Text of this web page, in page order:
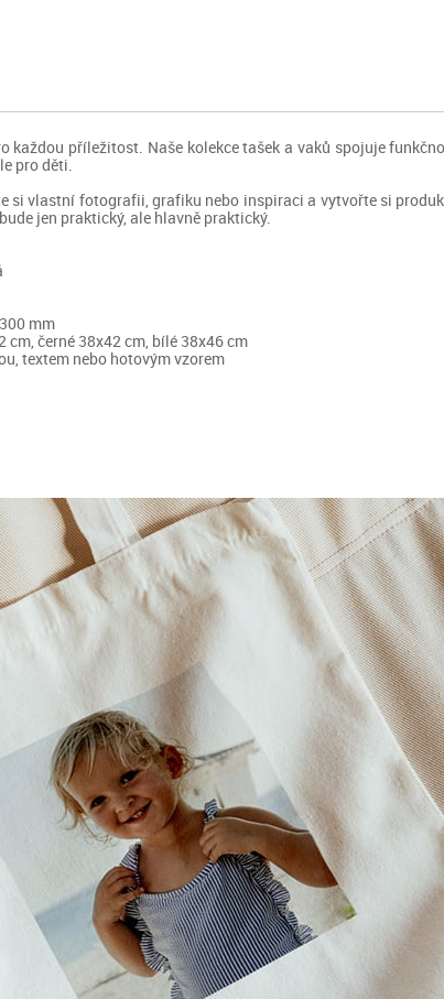
každou příležitost. Naše kolekce tašek a vaků spojuje
pro děti.
si vlastní fotografii, grafiku nebo inspiraci a vytvořte si
jen praktický, ale hlavně praktický.
mm
cm, černé 38x42 cm, bílé 38x46 cm
textem nebo hotovým vzorem